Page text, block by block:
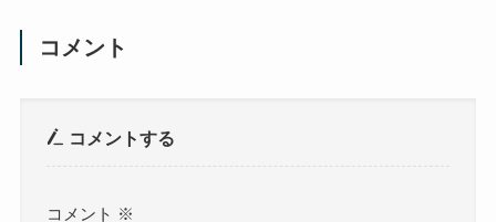
コメント
コメントする
コメント ※